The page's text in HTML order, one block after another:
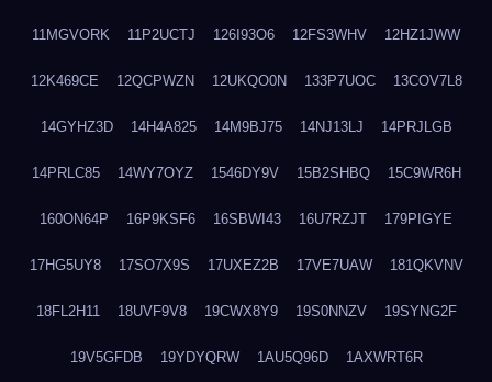
11MGVORK 11P2UCTJ 126I93O6 12FS3WHV 12HZ1JWW
12K469CE 12QCPWZN 12UKQO0N 133P7UOC 13COV7L8
14GYHZ3D 14H4A825 14M9BJ75 14NJ13LJ 14PRJLGB
14PRLC85 14WY7OYZ 1546DY9V 15B2SHBQ 15C9WR6H
160ON64P 16P9KSF6 16SBWI43 16U7RZJT 179PIGYE
17HG5UY8 17SO7X9S 17UXEZ2B 17VE7UAW 181QKVNV
18FL2H11 18UVF9V8 19CWX8Y9 19S0NNZV 19SYNG2F
19V5GFDB 19YDYQRW 1AU5Q96D 1AXWRT6R